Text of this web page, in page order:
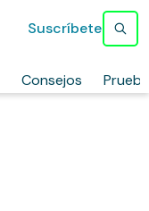
Consejos
Suscríbete